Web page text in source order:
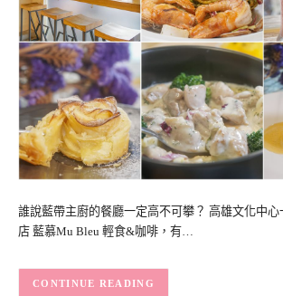
誰說藍帶主廚的餐廳一定高不可攀？ 高雄文化中
店 藍慕Mu Bleu 輕食&咖啡，有…
CONTINUE READING